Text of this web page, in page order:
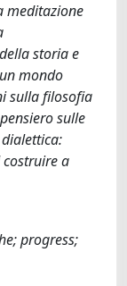
meditazione
storia e
mondo
sulla filosofia
sulle
a
progress;